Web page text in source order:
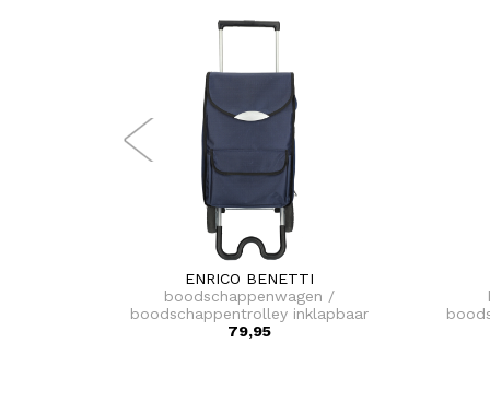
ENRICO BENETTI
boodschappenwagen /
boodschappentrolley inklapbaar
tokyo
79,95